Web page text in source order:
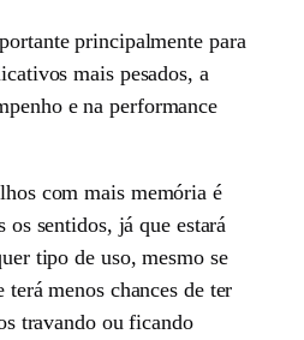
principalmente para
mais pesados, a
e na performance
com mais memória é
os sentidos, já que estará
tipo de uso, mesmo se
menos chances de ter
travando ou ficando